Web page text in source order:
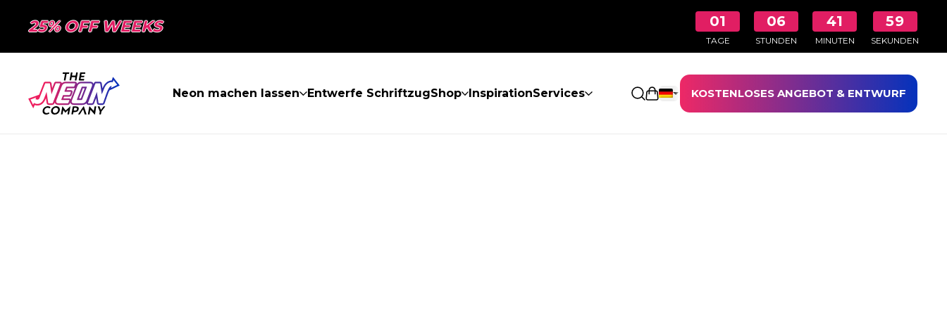
25% OFF WEEKS 01
TAGE
06
STUNDEN
41
MINUTEN
59
SEKUNDEN
Neon machen lassen Entwerfe SchriftzugShop InspirationServices Einkaufswagen öffnen
KOSTENLOSES ANGEBOT & ENTWURF